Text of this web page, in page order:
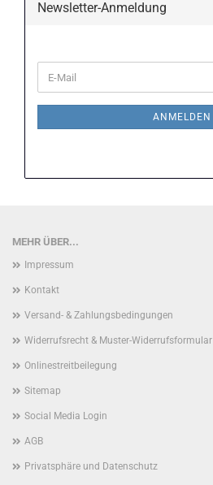
Newsletter-Anmeldung
ZUR
E-
Mail
ANMELDEN
MEHR ÜBER...
Impressum
Kontakt
Versand- & Zahlungsbedingungen
Widerrufsrecht & Muster-Widerrufsformular
Onlinestreitbeilegung
Sitemap
Social Media Login
AGB
Privatsphäre und Datenschutz